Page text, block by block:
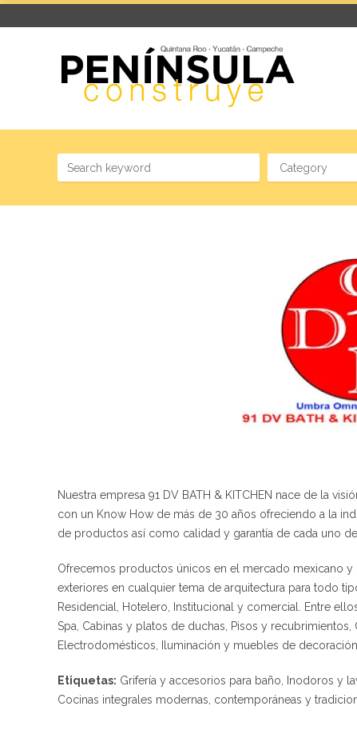
Category
Nuestra empresa 91 DV BATH & KITCHEN nace de la
con un Know How de más de 30 años ofreciendo a la
de productos así como calidad y garantía de cada uno
Ofrecemos productos únicos en el mercado mexicano
exteriores en cualquier tema de arquitectura para todo
Residencial, Hotelero, Institucional y comercial. Entre
Spa, Cabinas y platos de duchas, Pisos y
Electrodomésticos, Iluminación y muebles de decoración.
Etiquetas: Grifería y accesorios para baño, Inodoros y
Cocinas integrales modernas, contemporáneas y